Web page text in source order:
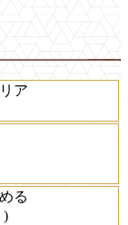
ア
る
)